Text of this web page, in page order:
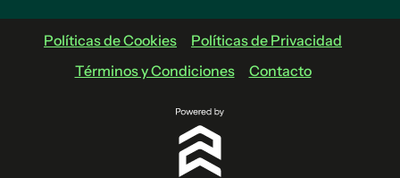
Políticas de Cookies
Políticas de Privacidad
Términos y Condiciones
Contacto